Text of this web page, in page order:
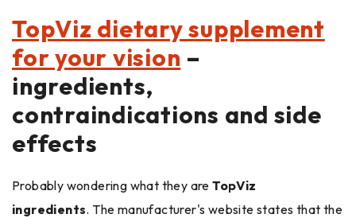
TopViz dietary supplement
for your vision –
ingredients,
contraindications and side
effects
Probably wondering what they areTopViz
ingredients. The manufacturer's website states that the